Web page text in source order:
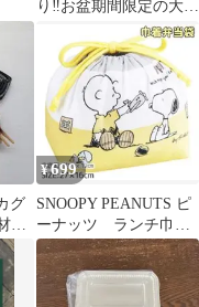
り‼お盆期間限定の大特
価！約1kg‼定塩銀鮭切
身 不揃い切身詰め合
わせ！ お買い得で
す！
グ
の
¥699
SNOOPY PEANUTS ピ
ーナッツ ランチ巾
着 巾着 弁当袋 給
食袋